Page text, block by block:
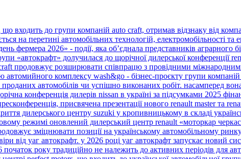
входить до групи компаній auto craft, отримав відзнаку від
на перетині автомобільних технологій, електромобільності та
фермера 2026» - події, яка об’єднала представників аграрного
«автокрафт» долучилася до щорічної дилерської конференції
продовжує розширювати співпрацю з провідними
автомийного комплексу wash&go - бізнес-проєкту групи компаній
автомобілів чи успішно виконаних робіт. насамперед
конференція дилерів nissan в україні за підсумками 2025
присвячена презентації нового renault master та
дилерського центру suzuki у кропивницькому в складі
режимі оновлений дилерський центр renault «моторкар
зміцнювати позиції на українському автомобільному
від уаг автокрафт. у 2026 році уаг автокрафт запускає новий
початок року традиційно не належить до активних періодів для